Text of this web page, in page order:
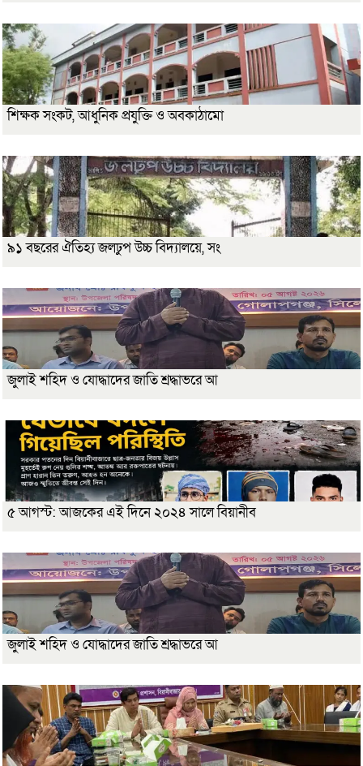
শিক্ষক সংকট, আধুনিক প্রযুক্তি ও অবকাঠামো
৯১ বছরের ঐতিহ্য জলঢুপ উচ্চ বিদ্যালয়ে, সং
জুলাই শহিদ ও যোদ্ধাদের জাতি শ্রদ্ধাভরে আ
৫ আগস্ট: আজকের এই দিনে ২০২৪ সালে বিয়ানীব
জুলাই শহিদ ও যোদ্ধাদের জাতি শ্রদ্ধাভরে আ